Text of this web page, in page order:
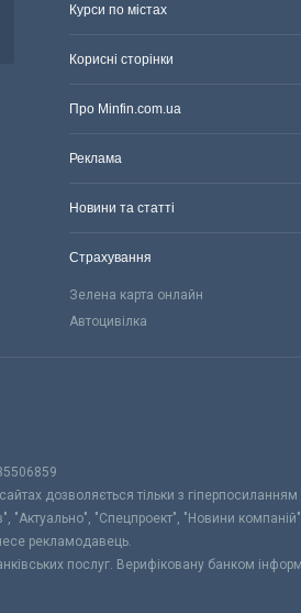
Курси по містах
Корисні сторінки
Про Minfin.com.ua
Реклама
Новини та статті
Страхування
Зелена карта онлайн
Автоцивілка
дозволяється тільки з
"Актуально", "Спецпроект", "Новини
рекламодавець.
послуг. Верифіковану банком